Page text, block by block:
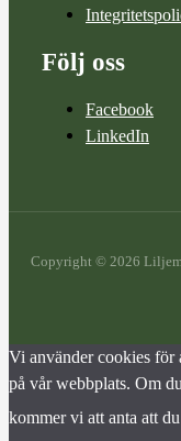
Följ oss
Facebook
LinkedIn
Copyright © 2026
Vi använder cookies för
på vår webbplats. Om
kommer vi att anta att